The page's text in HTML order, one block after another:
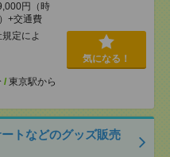
円（時
+交通費
定によ
/ 東京駅から
気になる！
トなどのグッズ販売